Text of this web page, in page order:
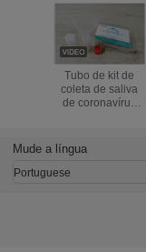
Tubo de kit de
coleta de saliva
de coronavírus
Mude a língua
Portuguese